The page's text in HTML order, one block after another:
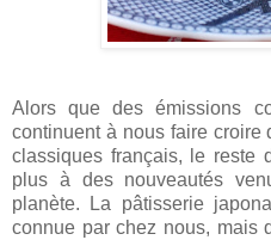
Alors que des émissions
continuent à nous faire
classiques français, le reste
plus à des nouveautés
planète. La pâtisserie
connue par chez nous, mais